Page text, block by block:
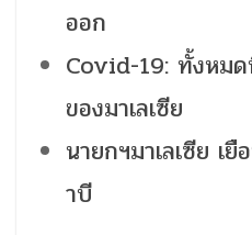
ออก
Covid-19: ทั้งหมด
ของมาเลเซีย
นายกฯมาเลเซีย เ
าบี